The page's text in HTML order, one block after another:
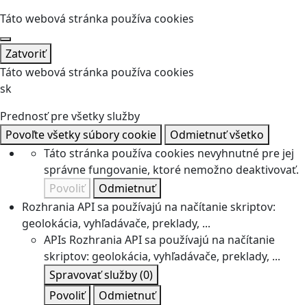
Táto webová stránka používa cookies
Zatvoriť
Táto webová stránka používa cookies
sk
Prednosť pre všetky služby
Povoľte všetky súbory cookie
Odmietnuť všetko
Táto stránka používa cookies nevyhnutné pre jej
správne fungovanie, ktoré nemožno deaktivovať.
Povoliť
Odmietnuť
Rozhrania API sa používajú na načítanie skriptov:
geolokácia, vyhľadávače, preklady, ...
APIs Rozhrania API sa používajú na načítanie
skriptov: geolokácia, vyhľadávače, preklady, ...
Spravovať služby(0)
Povoliť
Odmietnuť